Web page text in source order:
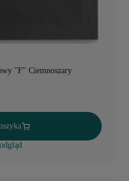
"F" Ciemnoszary